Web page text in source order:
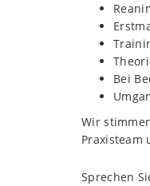
Bei
Wir
Praxisteam
Sprechen